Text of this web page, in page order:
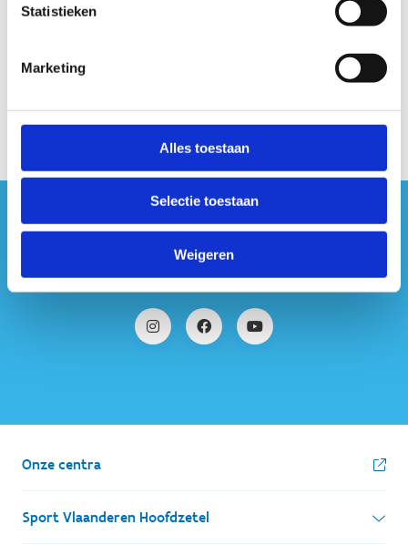
Statistieken
Marketing
Alles toestaan
Selectie toestaan
Weigeren
#sportersbelevenmeer
ook op sociale media
Onze centra
Sport Vlaanderen Hoofdzetel